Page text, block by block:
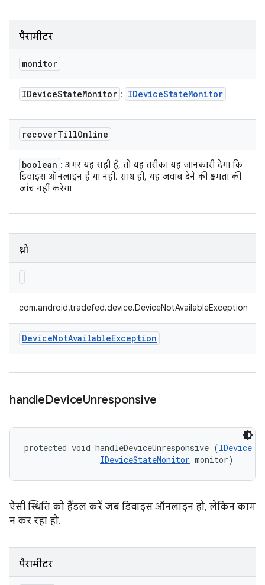
पैरामीटर
monitor
IDeviceStateMonitor : IDeviceStateMonitor
recoverTillOnline
boolean : अगर यह सही है, तो यह तरीका यह जानकारी देगा कि
डिवाइस ऑनलाइन है या नहीं. साथ ही, यह जवाब देने की क्षमता की
जांच नहीं करेगा
थ्रो
com.android.tradefed.device.DeviceNotAvailableException
DeviceNotAvailableException
handleDeviceUnresponsive
protected void handleDeviceUnresponsive (IDevice
IDeviceStateMonitor monitor)
ऐसी स्थिति को हैंडल करें जब डिवाइस ऑनलाइन हो, लेकिन काम
न कर रहा हो.
पैरामीटर